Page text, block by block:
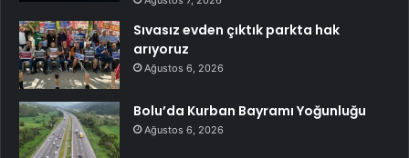
Sıvasız evden çıktık parkta hak
arıyoruz
Ağustos 6, 2026
Bolu’da Kurban Bayramı Yoğunluğu
Ağustos 6, 2026